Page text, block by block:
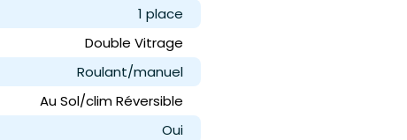
1 place
Double Vitrage
Roulant/manuel
Au Sol/clim Réversible
Oui